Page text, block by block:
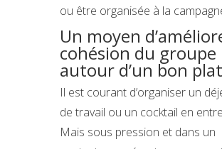
ou être organisée à la
Un moyen
cohésion du groupe
autour d’un bon plat
Il est courant d’organiser un
de travail ou un cocktail en
Mais sous pression et dans un